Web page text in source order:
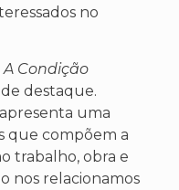
no
A Condição
destaque.
uma
que compõem a
trabalho, obra e
nos relacionamos